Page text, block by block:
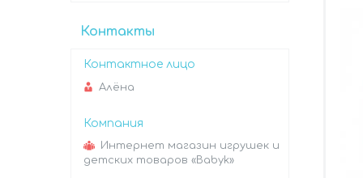
Контакты
Алёна
Интернет магазин игрушек и
детских товаров «Babyk»